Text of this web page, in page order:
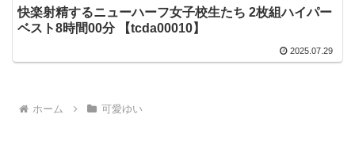
快楽射精するニューハーフ女子校生たち 2枚組ハイパー
ベスト8時間00分 【tcda00010】
2025.07.29
ホーム 可愛ゆい